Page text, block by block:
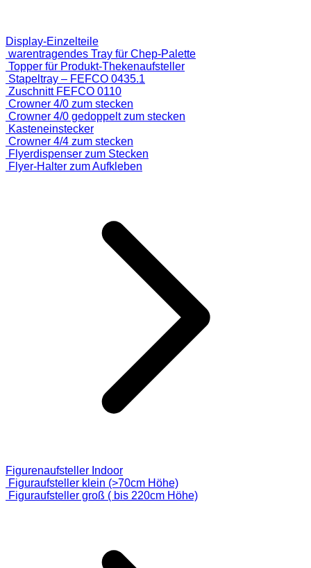
Display-Einzelteile
warentragendes Tray für Chep-Palette
Topper für Produkt-Thekenaufsteller
Stapeltray – FEFCO 0435.1
Zuschnitt FEFCO 0110
Crowner 4/0 zum stecken
Crowner 4/0 gedoppelt zum stecken
Kasteneinstecker
Crowner 4/4 zum stecken
Flyerdispenser zum Stecken
Flyer-Halter zum Aufkleben
Figurenaufsteller Indoor
Figuraufsteller klein (>70cm Höhe)
Figuraufsteller groß ( bis 220cm Höhe)